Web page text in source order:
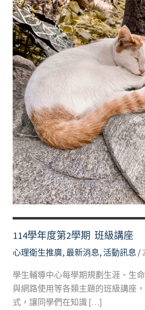
114學年度第2學期 班級講座
心理衛生推廣, 最新消息, 活動訊息 /
學生輔導中心每學期規劃生涯、生
與網路使用等各類主題的班級講座
式，讓同學們在知識 […]